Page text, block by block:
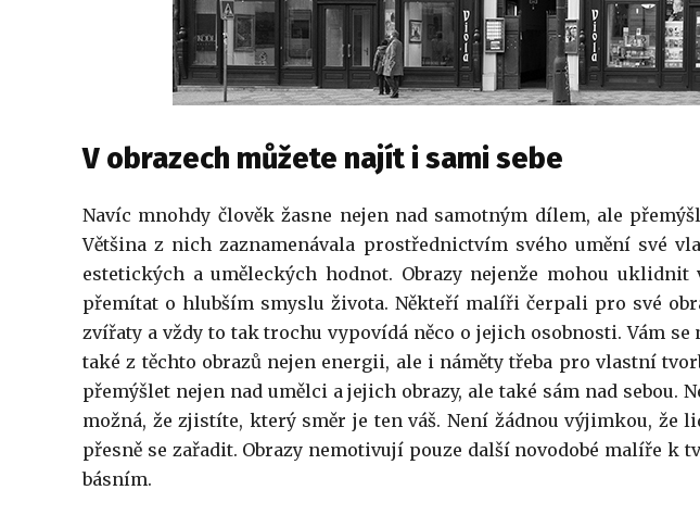
V obrazech můžete najít i sami sebe
Navíc mnohdy člověk žasne nejen nad samotným dílem, ale
Většina z nich zaznamenávala prostřednictvím svého umění své
estetických a uměleckých hodnot. Obrazy nejenže mohou
přemítat o hlubším smyslu života. Někteří malíři čerpali pro své
zvířaty a vždy to tak trochu vypovídá něco o jejich osobnosti. Vám
také z těchto obrazů nejen energii, ale i náměty třeba pro vlastní
přemýšlet nejen nad umělci a jejich obrazy, ale také sám nad sebou.
možná, že zjistíte, který směr je ten váš. Není žádnou výjimkou, že
přesně se zařadit. Obrazy nemotivují pouze další novodobé malíře k
básním.